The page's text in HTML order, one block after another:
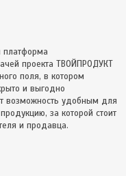
проекта ТВОЙПРОДУКТ
поля, в котором
и выгодно
возможность удобным для
за которой стоит
и продавца.